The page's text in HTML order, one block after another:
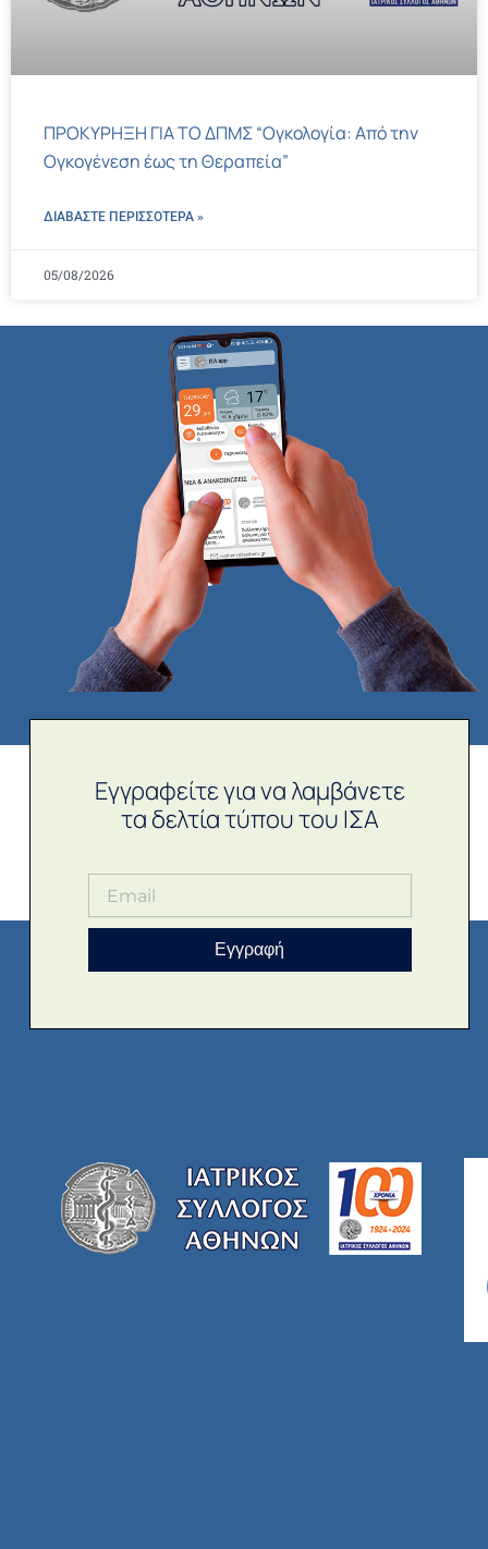
ΠΡΟΚΥΡΗΞΗ ΓΙΑ ΤΟ ΔΠΜΣ “Ογκολογία: Από την
Ογκογένεση έως τη Θεραπεία”
ΔΙΑΒΑΣΤΕ ΠΕΡΙΣΣΌΤΕΡΑ »
05/08/2026
Εγγραφείτε για να λαμβάνετε
τα δελτία τύπου του ΙΣΑ
Εγγραφή